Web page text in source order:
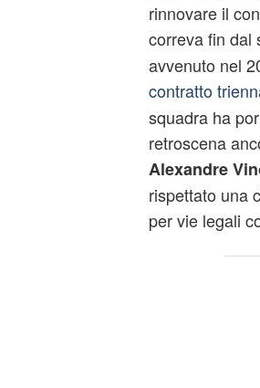
rinnovare il
correva fin dal
avvenuto nel
contratto
squadra ha
retroscena
Alexandre
rispettato una
per vie legali